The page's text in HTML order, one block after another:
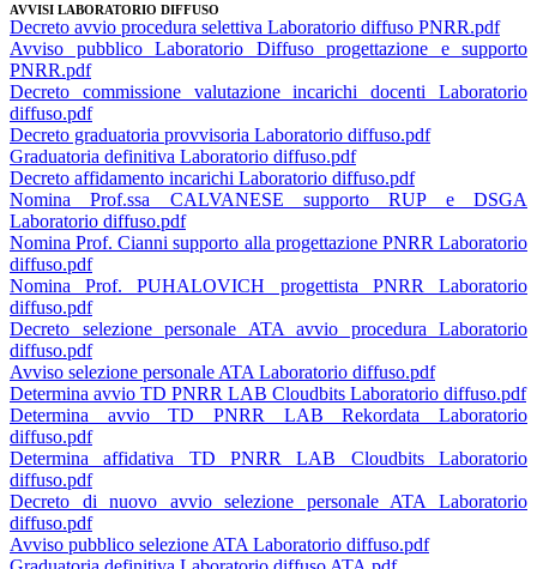
AVVISI LABORATORIO DIFFUSO
Decreto avvio procedura selettiva Laboratorio diffuso PNRR.pdf
Avviso pubblico Laboratorio Diffuso progettazione e supporto
PNRR.pdf
Decreto commissione valutazione incarichi docenti Laboratorio
diffuso.pdf
Decreto graduatoria provvisoria Laboratorio diffuso.pdf
Graduatoria definitiva Laboratorio diffuso.pdf
Decreto affidamento incarichi Laboratorio diffuso.pdf
Nomina Prof.ssa CALVANESE supporto RUP e DSGA
Laboratorio diffuso.pdf
Nomina Prof. Cianni supporto alla progettazione PNRR Laboratorio
diffuso.pdf
Nomina Prof. PUHALOVICH progettista PNRR Laboratorio
diffuso.pdf
Decreto selezione personale ATA avvio procedura Laboratorio
diffuso.pdf
Avviso selezione personale ATA Laboratorio diffuso.pdf
Determina avvio TD PNRR LAB Cloudbits Laboratorio diffuso.pdf
Determina avvio TD PNRR LAB Rekordata Laboratorio
diffuso.pdf
Determina affidativa TD PNRR LAB Cloudbits Laboratorio
diffuso.pdf
Decreto di nuovo avvio selezione personale ATA Laboratorio
diffuso.pdf
Avviso pubblico selezione ATA Laboratorio diffuso.pdf